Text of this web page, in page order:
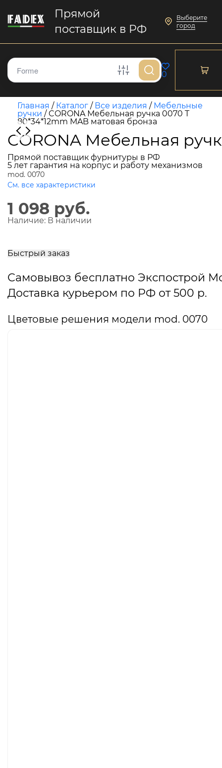
Прямой
поставщик в РФ
Выберите
город
0
Главная / Каталог / Все изделия / Мебельные
ручки /CORONA Мебельная ручка 0070 T
80*34*12mm MAB матовая бронза
CORONA Мебельная
Прямой поставщик фурнитуры в РФ
5 лет гарантия на корпус и работу механизмов
mod. 0070
См. все характеристики
1 098 руб.
Наличие: В наличии
Быстрый заказ
Самовывоз бесплатно Экспострой
Доставка курьером по РФ от 500 р.
Цветовые решения модели mod. 0070